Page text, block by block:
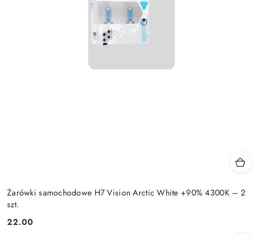
Żarówki samochodowe H7 Vision Arctic White +90% 4300K – 2
szt.
Cena:
22.00